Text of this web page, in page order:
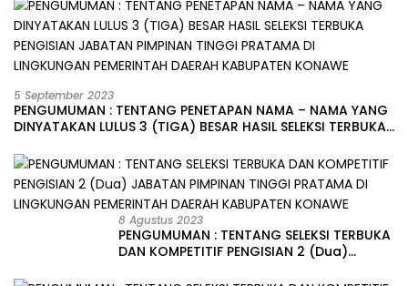
5 September 2023
PENGUMUMAN : TENTANG PENETAPAN NAMA – NAMA YANG
DINYATAKAN LULUS 3 (TIGA) BESAR HASIL SELEKSI TERBUKA
LINGKUNGAN PEMERINTAH DAERAH KABUPATEN KONAWE
8 Agustus 2023
PENGUMUMAN : TENTANG SELEKSI TERBUKA
DAN KOMPETITIF PENGISIAN 2 (Dua)